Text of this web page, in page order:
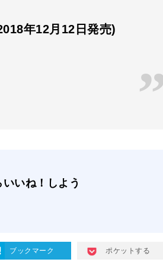
年12月12日発売)
いね！しよう
ブックマーク ポケットする